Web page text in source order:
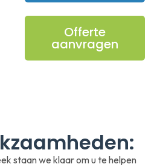
Offerte
aanvragen
staan we klaar om u te helpen